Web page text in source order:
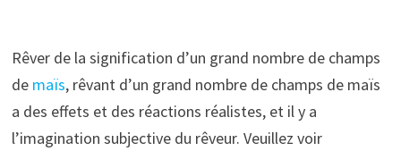
Rêver de la signification d’un grand nombre de champs
de maïs, rêvant d’un grand nombre de champs de maïs
a des effets et des réactions réalistes, et il y a
l’imagination subjective du rêveur. Veuillez voir